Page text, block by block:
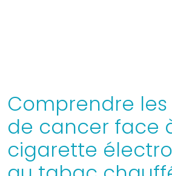
Comprendre les
de cancer face
cigarette